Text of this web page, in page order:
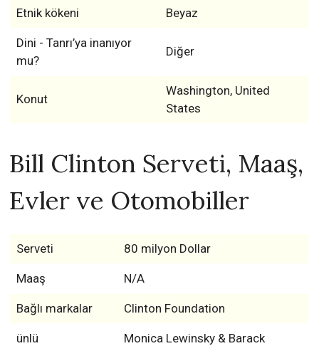
Etnik kökeni Beyaz
Dini - Tanrı’ya inanıyor
mu?
Diğer
Konut
Washington, United
States
Bill Clinton Serveti, Maaş,
Evler ve Otomobiller
Serveti 80 milyon Dollar
Maaş N/A
Bağlı markalar Clinton Foundation
ünlü
Monica Lewinsky & Barack